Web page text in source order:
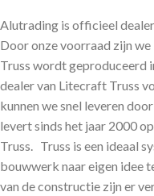
Alutrading is officieel
Door onze voorraad zijn
Truss wordt geproduceerd
dealer van Litecraft Truss
kunnen we snel leveren
levert sinds het jaar 2000
Truss. Truss is een ideaal
bouwwerk naar eigen idee
van de constructie zijn er